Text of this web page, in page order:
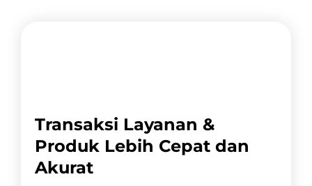
Transaksi Layanan &
Produk Lebih Cepat dan
Akurat